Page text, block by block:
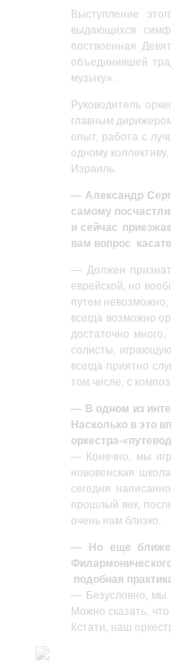
Выступление
выдающихся
поствоенная
объединившей
музыку».
Руководитель
главным
опыт, работа с
одному
Израиль.
— Александр
самому
и сейчас
вам вопрос
— Должен
еврейской, но
путем
всегда возможно
достаточно
солисты,
всегда приятно
том числе, с
— В одном из
Насколько в это
оркестра-
— Конечно, мы
нововенская
сегодня
прошлый век,
очень нам близко.
— Но еще ближе
подобная
— Безусловно, мы
Можно сказать,
Кстати, наш